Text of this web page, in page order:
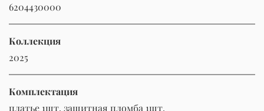
6204430000
Коллекция
2025
Комплектация
платье 1шт. защитная пломба 1шт.